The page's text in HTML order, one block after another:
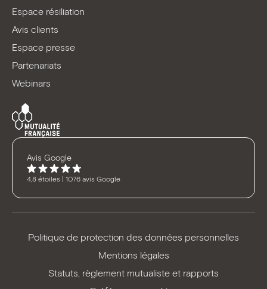
Espace résiliation
Avis clients
Espace presse
Partenariats
Webinars
Avis Google
4,8 étoiles | 1076 avis Google
Politique de protection des données personnelles
Mentions légales
Statuts, règlement mutualiste et rapports